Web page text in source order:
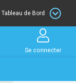
Tableau de Bord
Se connecter